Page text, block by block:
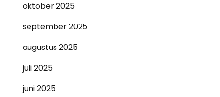
oktober 2025
september 2025
augustus 2025
juli 2025
juni 2025